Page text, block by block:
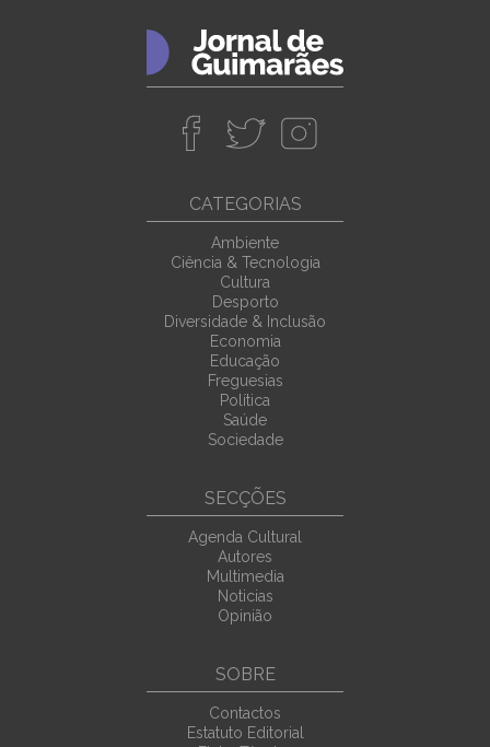
CATEGORIAS
Ambiente
Ciência & Tecnologia
Cultura
Desporto
Diversidade & Inclusão
Economia
Educação
Freguesias
Política
Saúde
Sociedade
SECÇÕES
Agenda Cultural
Autores
Multimedia
Noticias
Opinião
SOBRE
Contactos
Estatuto Editorial